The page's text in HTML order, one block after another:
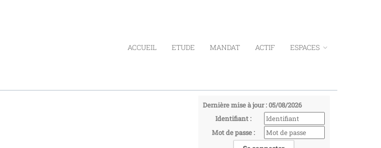
ACCUEIL ETUDE MANDAT ACTIF ESPACES
Dernière mise à jour : 05/08/2026
Identifiant :
Mot de passe :